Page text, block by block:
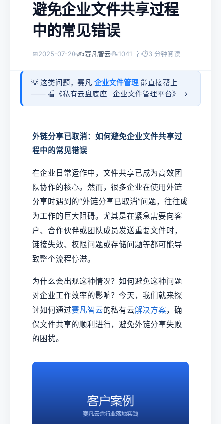
避免企业文件共享过程
中的常见错误
📅2025-07-20 ✍️赛凡智云 📝1041 字 ⏱3 分钟阅读
💡 这类问题，赛凡 企业文件管理 能直接帮上
—— 看《私有云盘底座 · 企业文件管理平台》 →
外链分享已取消：如何避免企业文件共享过
程中的常见错误
在企业日常运作中，文件共享已成为高效团
队协作的核心。然而，很多企业在使用外链
分享时遇到的“外链分享已取消”问题，往往成
为工作的巨大阻碍。尤其是在紧急需要向客
户、合作伙伴或团队成员发送重要文件时，
链接失效、权限问题或存储问题等都可能导
致整个流程停滞。
为什么会出现这种情况？如何避免这种问题
对企业工作效率的影响？今天，我们就来探
讨如何通过赛凡智云的私有云解决方案，确
保文件共享的顺利进行，避免外链分享失败
的困扰。